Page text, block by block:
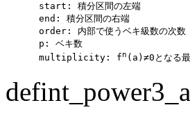
      start: 積分区間の左端
      end: 積分区間の右端
      order: 内部で使うベキ級数の次数
      p: ベキ数
      multiplicity: f
n